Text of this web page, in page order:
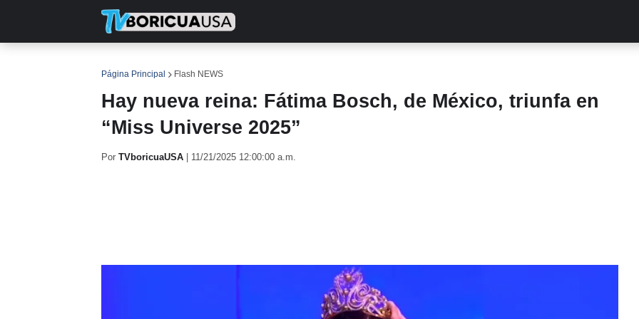
Página Principal Flash NEWS
Hay nueva reina: Fátima Bosch, de México, triunfa en
“Miss Universe 2025”
Por TVboricuaUSA 11/21/2025 12:00:00 a.m.